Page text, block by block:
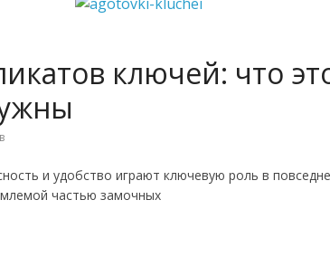
ключей: что
и удобство играют ключевую роль в
частью замочных